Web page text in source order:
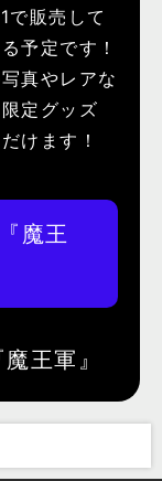
で販売して
予定です！
真やレアな
定グッズ
けます！
魔王